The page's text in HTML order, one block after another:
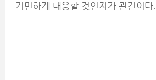
기민하게 대응할 것인지가 관건이다.